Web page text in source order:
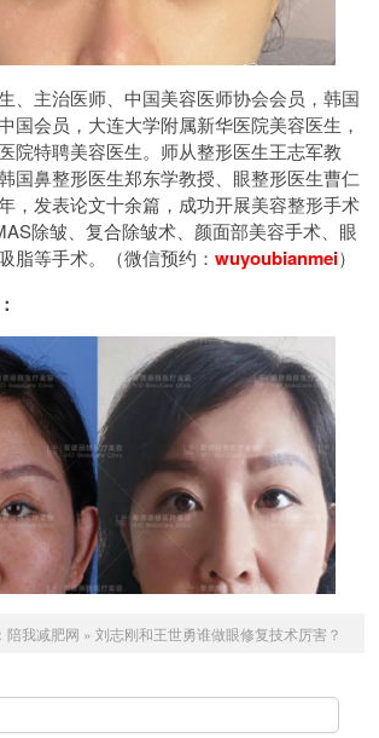
、主治医师、中国美容医师协会会员，韩国
国会员，大连大学附属新华医院美容医生，
院特聘美容医生。师从整形医生王志军教
国鼻整形医生郑东学教授、眼整形医生曹仁
，发表论文十余篇，成功开展美容整形手术
除皱、复合除皱术、颜面部美容手术、眼
脂等手术。（微信预约： wuyoubianmei）
陪我减肥网 » 刘志刚和王世勇谁做眼修复技术厉害？